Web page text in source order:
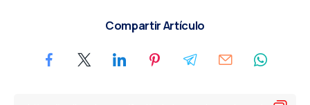
Compartir Artículo